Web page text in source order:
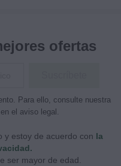
ofertas
Para ello, consulte nuestra
el aviso legal.
y estoy de acuerdo con la
ser mayor de edad.